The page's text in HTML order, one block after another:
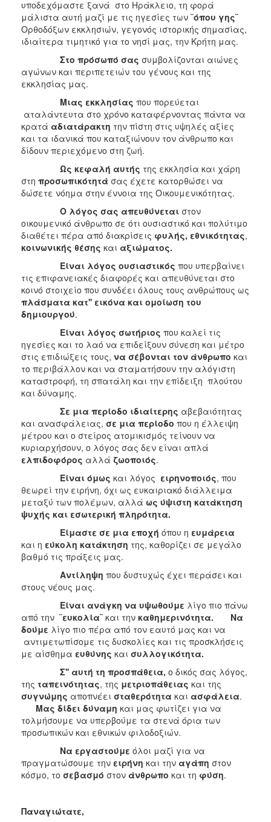
υποδεχόμαστε ξανά στο Ηράκλειο, τη φορά
μάλιστα αυτή μαζί με τις ηγεσίες των ¨όπου γης¨
Ορθοδόξων εκκλησιών, γεγονός ιστορικής σημασίας,
ιδιαίτερα τιμητικό για το νησί μας, την Κρήτη μας.
Στο πρόσωπό σας συμβολίζονται αιώνες
αγώνων και περιπετειών του γένους και της
εκκλησίας μας.
Μιας εκκλησίας που πορεύεται
αταλάντευτα στο χρόνο καταφέρνοντας πάντα να
κρατά αδιατάρακτη την πίστη στις υψηλές αξίες
και τα ιδανικά που καταξιώνουν τον άνθρωπο και
δίδουν περιεχόμενο στη ζωή.
Ως κεφαλή αυτής της εκκλησία και χάρη
στη προσωπικότητά σας έχετε κατορθώσει να
δώσετε νόημα στην έννοια της Οικουμενικότητας.
Ο λόγος σας απευθύνεται στον
οικουμενικό άνθρωπο σε ότι ουσιαστικό και πολύτιμο
διαθέτει πέρα από διακρίσεις φυλής, εθνικότητας,
κοινωνικής θέσης και αξιώματος.
Είναι λόγος ουσιαστικός που υπερβαίνει
τις επιφανειακές διαφορές και απευθύνεται στο
κοινό στοιχείο που συνδέει όλους τους ανθρώπους ως
πλάσματα κατ'' εικόνα και ομοίωση του
δημιουργού.
Είναι λόγος σωτήριος που καλεί τις
ηγεσίες και το λαό να επιδείξουν σύνεση και μέτρο
στις επιδιώξεις τους, να σέβονται τον άνθρωπο και
το περιβάλλον και να σταματήσουν την αλόγιστη
καταστροφή, τη σπατάλη και την επίδειξη πλούτου
και δύναμης.
Σε μια περίοδο ιδιαίτερης αβεβαιότητας
και ανασφάλειας, σε μια περίοδο που η έλλειψη
μέτρου και ο στείρος ατομικισμός τείνουν να
κυριαρχήσουν, ο λόγος σας δεν είναι απλά
ελπιδοφόρος αλλά ζωοποιός.
Είναι όμως και λόγος ειρηνοποιός, που
θεωρεί την ειρήνη, όχι ως ευκαιριακό διάλλειμα
μεταξύ των πολέμων, αλλά ως ύψιστη κατάκτηση
ψυχής και εσωτερική πληρότητα.
Είμαστε σε μια εποχή όπου η ευμάρεια
και η εύκολη κατάκτηση της, καθορίζει σε μεγάλο
βαθμό τις πράξεις μας.
Αντίληψη που δυστυχώς έχει περάσει και
στους νέους μας.
Είναι ανάγκη να υψωθούμε λίγο πιο πάνω
από την ¨ευκολία¨ και την καθημερινότητα. Να
δούμε λίγο πιο πέρα από τον εαυτό μας και να
αντιμετωπίσομε τις δυσκολίες και τις προσκλήσεις
με αίσθημα ευθύνης και συλλογικότητα.
Σ'' αυτή τη προσπάθεια, ο δικός σας λόγος,
της ταπεινότητας, της μετριοπάθειας και της
συγνώμης αποπνέει σταθερότητα και ασφάλεια.
Μας δίδει δύναμη και μας φωτίζει για να
τολμήσουμε να υπερβούμε τα στενά όρια των
προσωπικών και εθνικών φιλοδοξιών.
Να εργαστούμε όλοι μαζί για να
πραγματώσουμε την ειρήνη και την αγάπη στον
κόσμο, το σεβασμό στον άνθρωπο και τη φύση.
Παναγιώτατε,